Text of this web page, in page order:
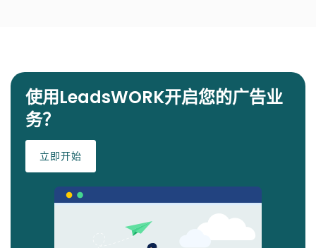
使用LeadsWORK开启您的广告业
务？
立即开始